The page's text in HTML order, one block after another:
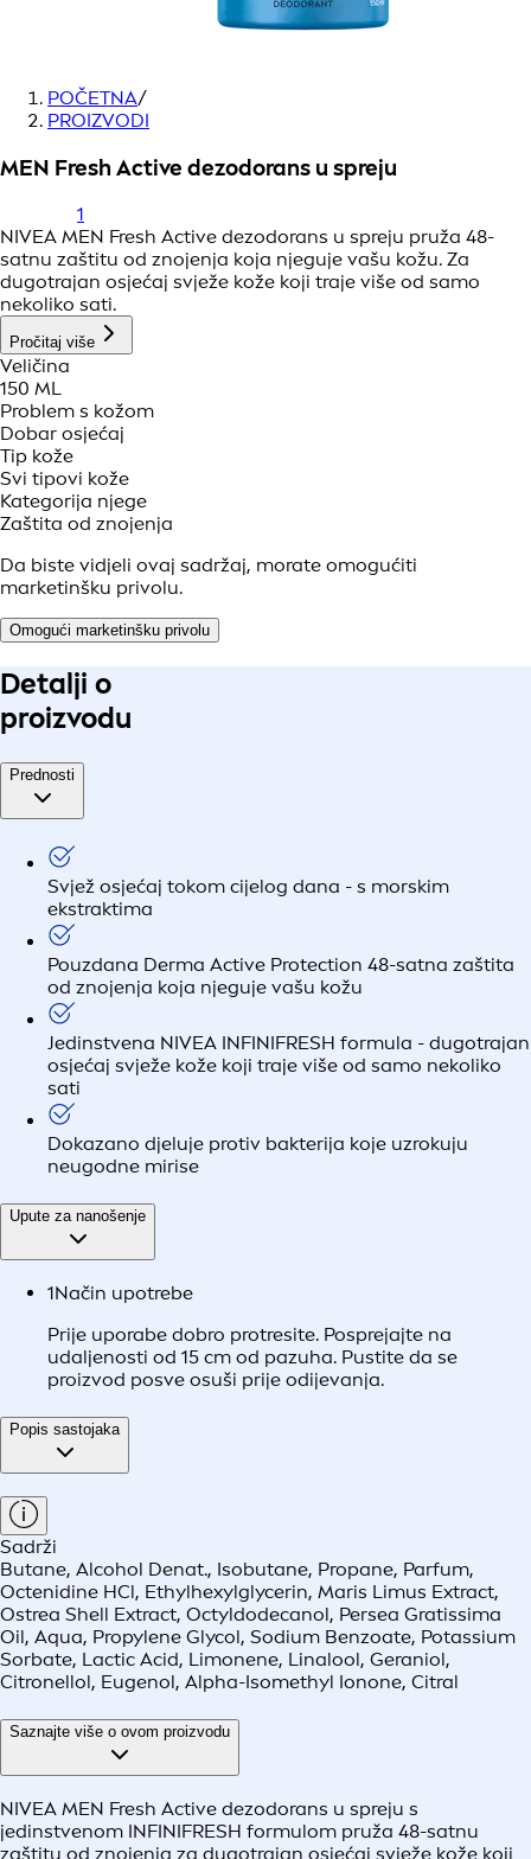
POČETNA/
PROIZVODI
MEN Fresh Active dezodorans u spreju
1
NIVEA MEN Fresh Active dezodorans u spreju pruža 48-
satnu zaštitu od znojenja koja njeguje vašu kožu. Za
dugotrajan osjećaj svježe kože koji traje više od samo
nekoliko sati.
Pročitaj više
Veličina
150 ML
Problem s kožom
Dobar osjećaj
Tip kože
Svi tipovi kože
Kategorija njege
Zaštita od znojenja
Da biste vidjeli ovaj sadržaj, morate omogućiti
marketinšku privolu.
Omogući marketinšku privolu
Detalji o
proizvodu
Prednosti
Svjež osjećaj tokom cijelog dana - s morskim
ekstraktima
Pouzdana Derma Active Protection 48-satna zaštita
od znojenja koja njeguje vašu kožu
Jedinstvena NIVEA INFINIFRESH formula - dugotrajan
osjećaj svježe kože koji traje više od samo nekoliko
sati
Dokazano djeluje protiv bakterija koje uzrokuju
neugodne mirise
Upute za nanošenje
1Način upotrebe
Prije uporabe dobro protresite. Posprejajte na
udaljenosti od 15 cm od pazuha. Pustite da se
proizvod posve osuši prije odijevanja.
Popis sastojaka
Sadrži
Butane, Alcohol Denat., Isobutane, Propane, Parfum,
Octenidine HCl, Ethylhexylglycerin, Maris Limus Extract,
Ostrea Shell Extract, Octyldodecanol, Persea Gratissima
Oil, Aqua, Propylene Glycol, Sodium Benzoate, Potassium
Sorbate, Lactic Acid, Limonene, Linalool, Geraniol,
Citronellol, Eugenol, Alpha-Isomethyl Ionone, Citral
Saznajte više o ovom proizvodu
NIVEA MEN Fresh Active dezodorans u spreju s
jedinstvenom INFINIFRESH formulom pruža 48-satnu
zaštitu od znojenja za dugotrajan osjećaj svježe kože koji